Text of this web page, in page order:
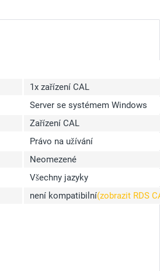
1x zařízení CAL
Server se systémem Windows
Zařízení CAL
Právo na užívání
Neomezené
Všechny jazyky
není kompatibilní(zobrazit RDS